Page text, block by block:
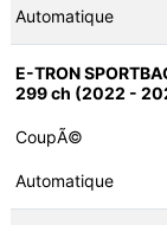
Automatique
E-TRON
299 ch (2022 -
CoupÃ©
Automatique